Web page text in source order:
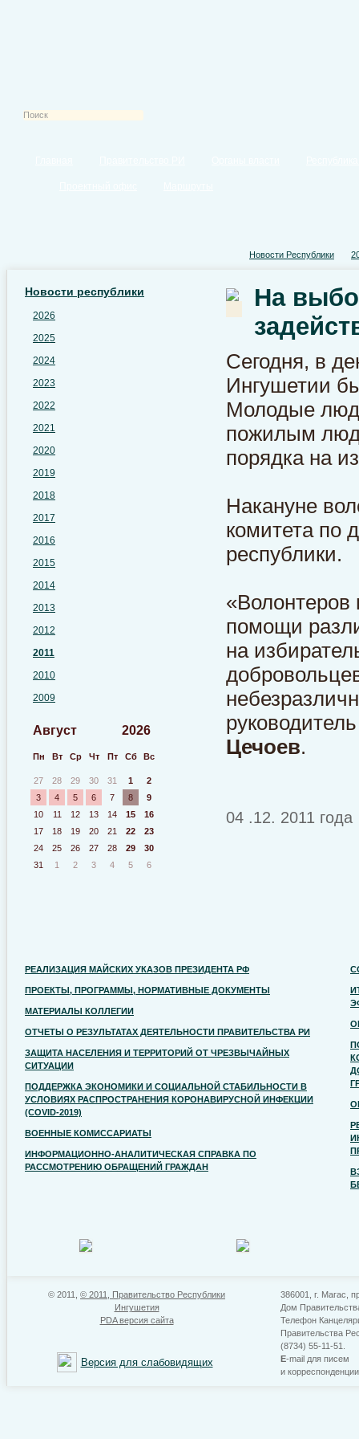
Новости Республики
Новости республики
2026
2025
2024
2023
2022
2021
2020
2019
2018
2017
2016
2015
2014
2013
2012
2011
2010
2009
Август 2026
Пн Вт Ср Чт Пт Сб Вс
27 28 29 30 31 1
2
3
4 5 6 7 8
9
10
11 12 13 14 15
16
17
18 19 20 21 22
23
24
25 26 27 28 29
30
31
1 2 3 4 5 6
На
Сегодня, в
Ингушетии
Молодые
пожилым
порядка на
Накануне
комитета по
республики.
«Волонтеров
помощи
на
Цечоев.
04 .12. 2011 года
РЕАЛИЗАЦИЯ МАЙСКИХ УКАЗОВ ПРЕЗИДЕНТА РФ
ПРОЕКТЫ, ПРОГРАММЫ, НОРМАТИВНЫЕ ДОКУМЕНТЫ
МАТЕРИАЛЫ КОЛЛЕГИИ
ОТЧЕТЫ О РЕЗУЛЬТАТАХ ДЕЯТЕЛЬНОСТИ ПРАВИТЕЛЬСТВА РИ
ЗАЩИТА НАСЕЛЕНИЯ И ТЕРРИТОРИЙ ОТ ЧРЕЗВЫЧАЙНЫХ
СИТУАЦИИ
ПОДДЕРЖКА ЭКОНОМИКИ И СОЦИАЛЬНОЙ СТАБИЛЬНОСТИ В
УСЛОВИЯХ РАСПРОСТРАНЕНИЯ КОРОНАВИРУСНОЙ ИНФЕКЦИИ
(COVID-2019)
ВОЕННЫЕ КОМИССАРИАТЫ
ИНФОРМАЦИОННО-АНАЛИТИЧЕСКАЯ СПРАВКА ПО
РАССМОТРЕНИЮ ОБРАЩЕНИЙ ГРАЖДАН
© 2011, © 2011, Правительство Республики
Ингушетия
PDA версия сайта
Версия для слабовидящих
386001, г. Магас,
Дом
Телефон
Правительства
(8734) 55-11-51.
E-mail для писем
и